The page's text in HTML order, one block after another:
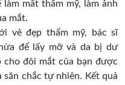
mất thẩm mỹ, làm ảnh
mắt.
vẻ đẹp thẩm mỹ, bác sĩ
để lấy mỡ và da bị dư
đôi mắt của bạn được
chắc tự nhiên. Kết quả